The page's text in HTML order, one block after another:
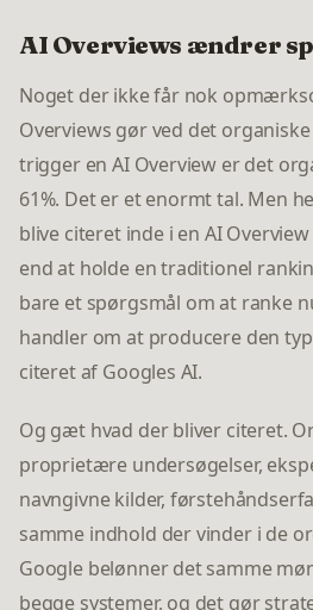
AI Overviews ændrer
Noget der ikke får nok
Overviews gør ved det organiske
trigger en AI Overview er det
61%. Det er et enormt tal. Men
blive citeret inde i en AI
end at holde en traditionel
bare et spørgsmål om at ranke
handler om at producere den
citeret af Googles AI.
Og gæt hvad der bliver citeret.
proprietære undersøgelser,
navngivne kilder,
samme indhold der vinder i de
Google belønner det samme
begge systemer, og det gør